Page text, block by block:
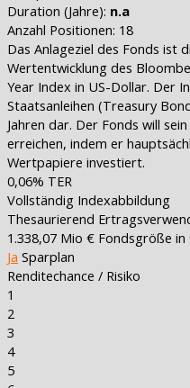
Duration (Jahre): n.a
Anzahl Positionen: 18
Das Anlageziel des Fonds ist
Wertentwicklung des
Year Index in US-Dollar. Der
Staatsanleihen (Treasury
Jahren dar. Der Fonds will
erreichen, indem er
Wertpapiere investiert.
0,06% TER
Vollständig Indexabbildung
Thesaurierend
1.338,07 Mio € Fondsgröße in
Ja Sparplan
Renditechance / Risiko
1
2
3
4
5